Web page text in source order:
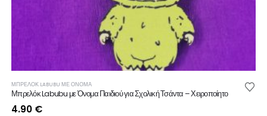
ΜΠΡΕΛΟΚ LABUBU ΜΕ ΟΝΟΜΑ
Μπρελόκ Labubu με Όνομα Παιδιού για Σχολική Τσάντα – Χειροποίητο
4.90 €